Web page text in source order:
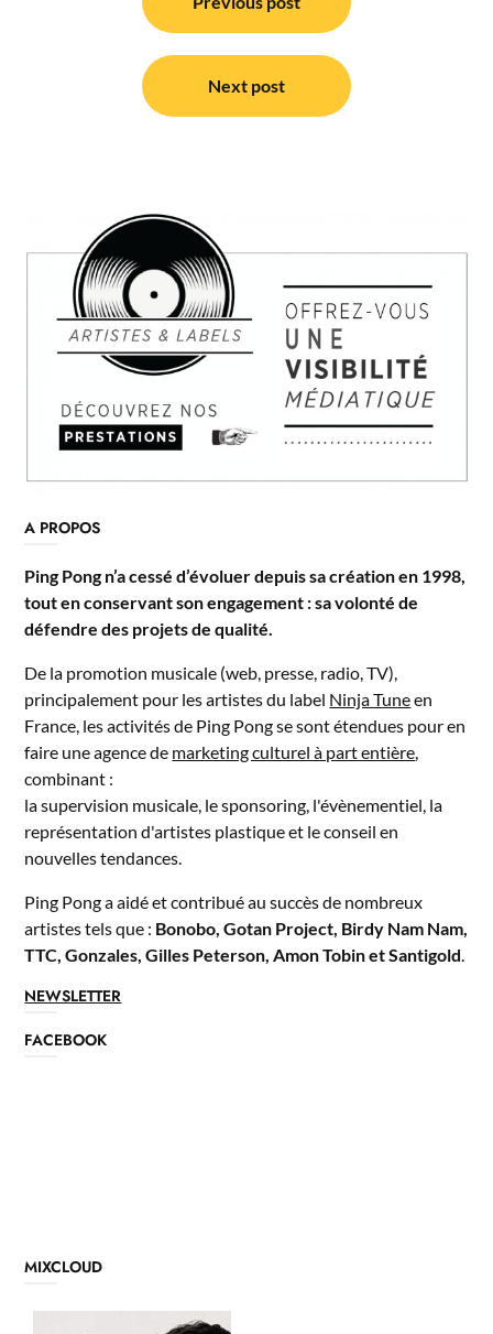
Next post
A PROPOS
Ping Pong n’a cessé d’évoluer depuis sa création en 1998,
tout en conservant son engagement : sa volonté de
défendre des projets de qualité.
De la promotion musicale (web, presse, radio, TV),
principalement pour les artistes du label Ninja Tuneen
France, les activités de Ping Pong se sont étendues pour en
faire une agence de marketing culturel à part entière
combinant :
la supervision musicale, le sponsoring, l'évènementiel, la
représentation d'artistes plastique et le conseil en
nouvelles tendances.
Ping Pong a aidé et contribué au succès de nombreux
artistes tels que : Bonobo, Gotan Project, Birdy Nam Nam,
TTC, Gonzales, Gilles Peterson, Amon Tobin et Santigold
NEWSLETTER
FACEBOOK
MIXCLOUD